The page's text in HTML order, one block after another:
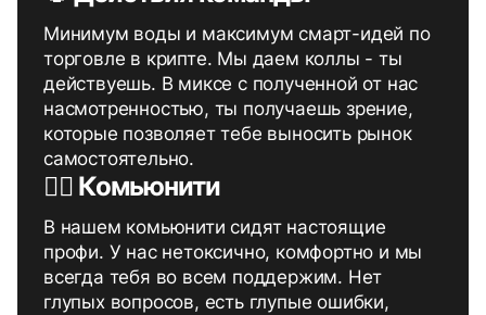
Минимум воды и максимум смарт-идей по
торговле в крипте. Мы даем коллы - ты
действуешь. В миксе с полученной от нас
насмотренностью, ты получаешь зрение,
которые позволяет тебе выносить рынок
самостоятельно.
🧘‍♂️ Комьюнити
В нашем комьюнити сидят настоящие
профи. У нас нетоксично, комфортно и мы
всегда тебя во всем поддержим. Нет
глупых вопросов, есть глупые ошибки,